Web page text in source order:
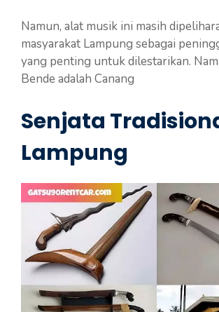
Namun, alat musik ini masih
masyarakat Lampung sebagai
yang penting untuk dilestarikan.
Bende adalah Canang
Senjata
Lampung